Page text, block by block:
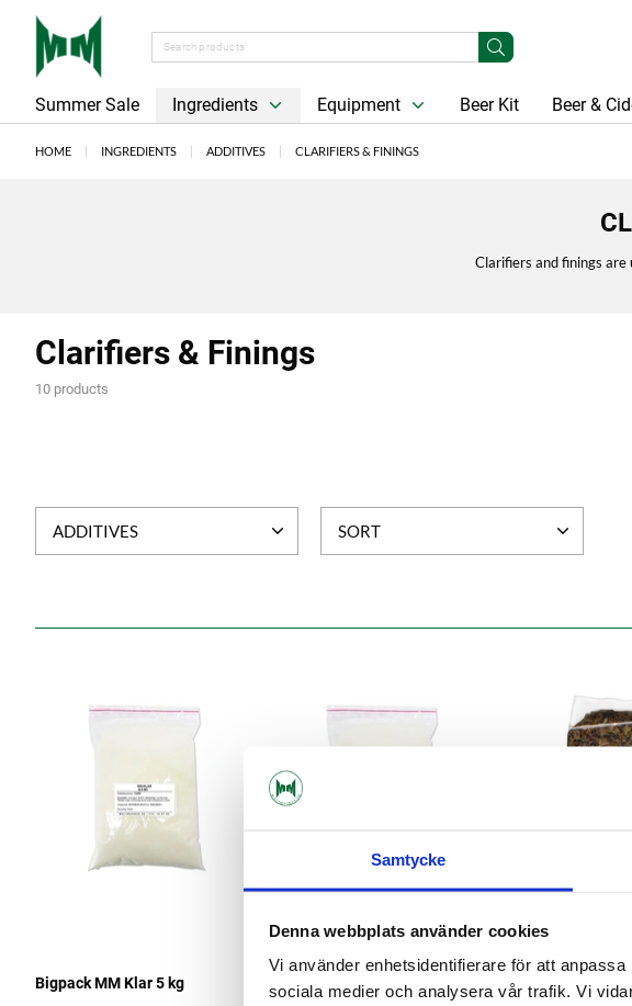
Samtycke
Denna webbplats använder cookies
Vi använder enhetsidentifierare för att
sociala medier och analysera vår trafik. Vi
Summer Sale Ingredients Equipment Beer Kit Beer &
HOME INGREDIENTS ADDITIVES CLARIFIERS & FININGS
Clarifiers and finings are
Clarifiers & Finings
10 products
ADDITIVES SORT
Bigpack MM Klar 5 kg Bigpack MM Klar 500 g Irish Moss 100 g